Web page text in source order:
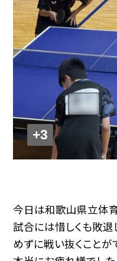
+3
今日は和歌山県立体
試合には惜しくも敗退
めずに戦い抜くことが